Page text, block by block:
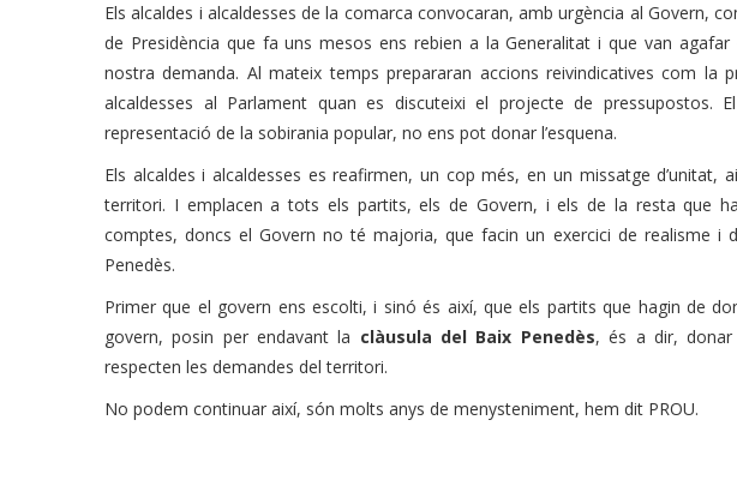
Els alcaldes i alcaldesses de la comarca convocaran, amb urgència al Govern,
de Presidència que fa uns mesos ens rebien a la Generalitat i que van agafar
nostra demanda. Al mateix temps prepararan accions reivindicatives com la
alcaldesses al Parlament quan es discuteixi el projecte de pressupostos.
representació de la sobirania popular, no ens pot donar l’esquena.
Els alcaldes i alcaldesses es reafirmen, un cop més, en un missatge d’unitat,
territori. I emplacen a tots els partits, els de Govern, i els de la resta que
comptes, doncs el Govern no té majoria, que facin un exercici de realisme i
Penedès.
Primer que el govern ens escolti, i sinó és així, que els partits que hagin de
govern, posin per endavant la clàusula del Baix Penedès, és a dir,
respecten les demandes del territori.
No podem continuar així, són molts anys de menysteniment, hem dit PROU.